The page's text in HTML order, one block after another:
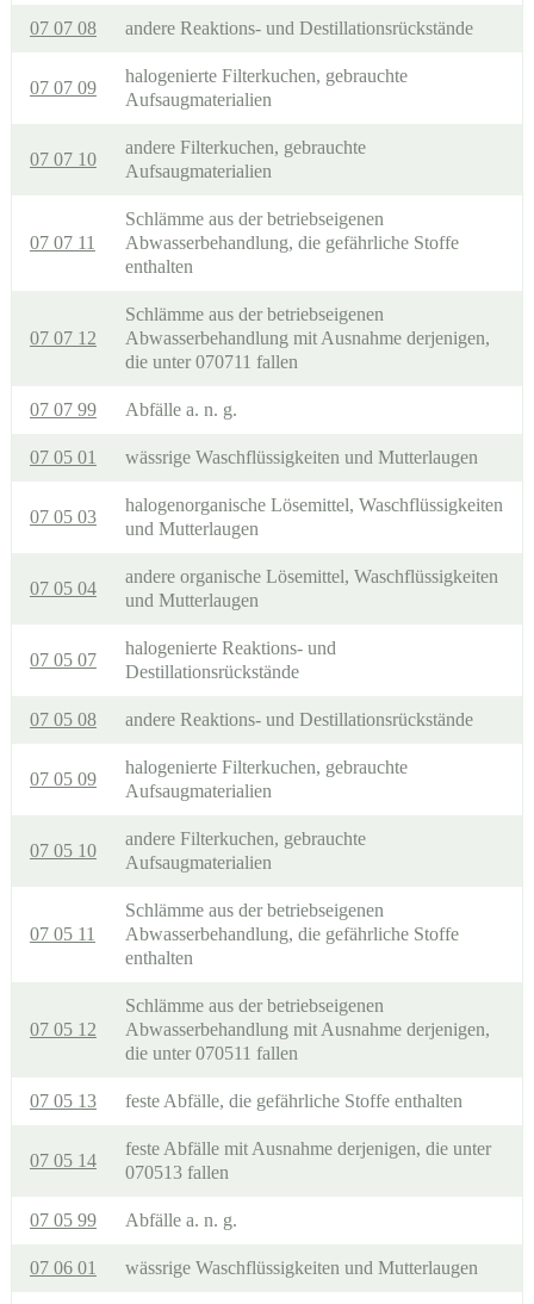
07 07 08 andere Reaktions- und Destillationsrückstände
07 07 09
halogenierte Filterkuchen, gebrauchte
Aufsaugmaterialien
07 07 10
andere Filterkuchen, gebrauchte
Aufsaugmaterialien
07 07 11
Schlämme aus der betriebseigenen
Abwasserbehandlung, die gefährliche Stoffe
enthalten
07 07 12
Schlämme aus der betriebseigenen
Abwasserbehandlung mit Ausnahme derjenigen,
die unter 070711 fallen
07 07 99 Abfälle a. n. g.
07 05 01 wässrige Waschflüssigkeiten und Mutterlaugen
07 05 03
halogenorganische Lösemittel, Waschflüssigkeiten
und Mutterlaugen
07 05 04
andere organische Lösemittel, Waschflüssigkeiten
und Mutterlaugen
07 05 07
halogenierte Reaktions- und
Destillationsrückstände
07 05 08 andere Reaktions- und Destillationsrückstände
07 05 09
halogenierte Filterkuchen, gebrauchte
Aufsaugmaterialien
07 05 10
andere Filterkuchen, gebrauchte
Aufsaugmaterialien
07 05 11
Schlämme aus der betriebseigenen
Abwasserbehandlung, die gefährliche Stoffe
enthalten
07 05 12
Schlämme aus der betriebseigenen
Abwasserbehandlung mit Ausnahme derjenigen,
die unter 070511 fallen
07 05 13 feste Abfälle, die gefährliche Stoffe enthalten
07 05 14
feste Abfälle mit Ausnahme derjenigen, die unter
070513 fallen
07 05 99 Abfälle a. n. g.
07 06 01 wässrige Waschflüssigkeiten und Mutterlaugen